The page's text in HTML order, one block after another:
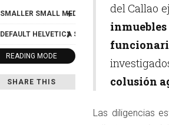
SMALLER SMALL MEDIUM BIGGER
DEFAULT HELVETICA SEGOE
READING MODE
SHARE THIS
del Callao
colusión
Las diligencias